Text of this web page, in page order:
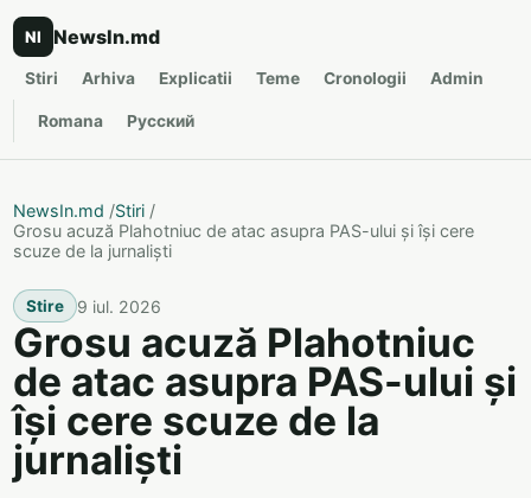
NI NewsIn.md
Stiri Arhiva Explicatii Teme Cronologii Admin
Romana Русский
NewsIn.md /Stiri /
Grosu acuză Plahotniuc de atac asupra PAS-ului și își cere
scuze de la jurnaliști
Stire 9 iul. 2026
Grosu acuză Plahotniuc
de atac asupra PAS-ului și
își cere scuze de la
jurnaliști